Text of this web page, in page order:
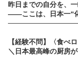
昨日までの自分を、
――ここは、日本一“
【経験不問】〈食べ
＼日本最高峰の厨房